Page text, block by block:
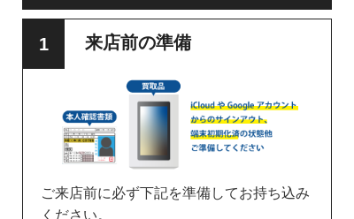
来店前の準備
ご来店前に必ず下記を準備してお持ち込み
ください。